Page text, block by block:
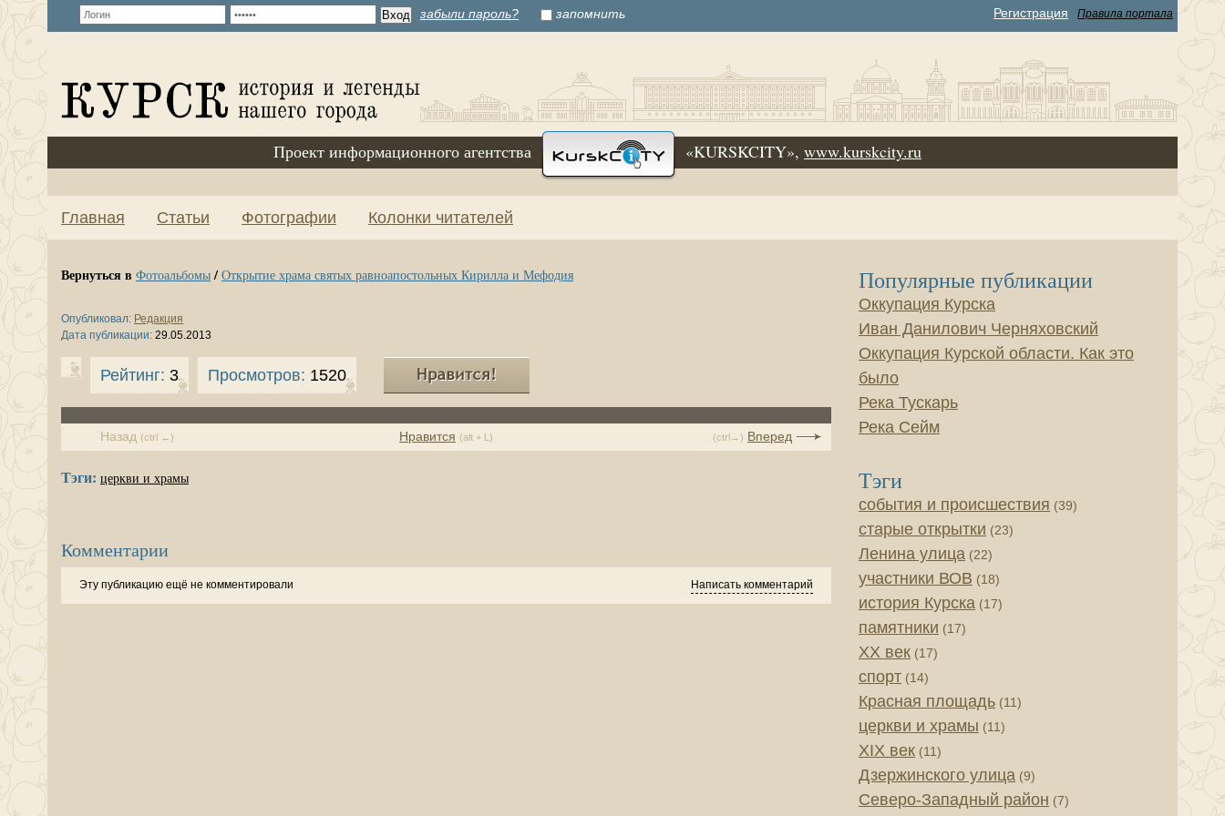
забыли пароль? запомнить Регистрация Правила портала
Проект информационного агентства «KURSKCITY», www.kurskcity.ru
Главная Статьи Фотографии Колонки читателей
Вернуться в Фотоальбомы/ Открытие храма святых равноапостольных Кирилла и Мефодия
Опубликовал: Редакция
Дата публикации: 29.05.2013
Рейтинг: 3 Просмотров: 1520
Нравится (alt + L)
Назад (ctrl ←) (ctrl→) Вперед
Тэги: церкви и храмы
Комментарии
Эту публикацию ещё не комментировали Написать комментарий
Популярные публикации
Оккупация Курска
Иван Данилович Черняховский
Оккупация Курской области. Как это
было
Река Тускарь
Река Сейм
Тэги
события и происшествия (39)
старые открытки (23)
Ленина улица (22)
участники ВОВ (18)
история Курска (17)
памятники (17)
XX век (17)
спорт (14)
Красная площадь (11)
церкви и храмы (11)
XIX век (11)
Дзержинского улица (9)
Северо-Западный район (7)